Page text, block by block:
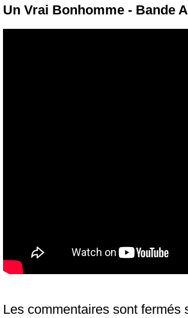
Un Vrai Bonhomme - Bande
Les commentaires sont fermés